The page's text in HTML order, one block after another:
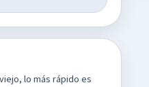
lo más rápido es